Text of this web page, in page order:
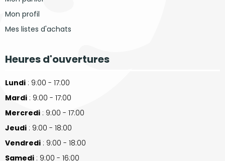
Mon profil
Mes listes d'achats
Heures d'ouvertures
Lundi : 9:00 - 17:00
Mardi : 9:00 - 17:00
Mercredi : 9:00 - 17:00
Jeudi : 9:00 - 18:00
Vendredi : 9:00 - 18:00
Samedi : 9:00 - 16:00